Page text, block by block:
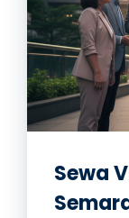
Sewa